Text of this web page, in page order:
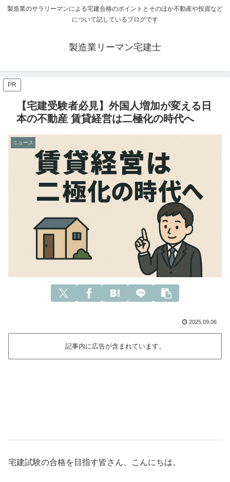
製造業のサラリーマンによる宅建合格のポイントとそのほか不動産や投資など
について記しているブログです
製造業リーマン宅建士
PR
【宅建受験者必見】外国人増加が変える日
本の不動産 賃貸経営は二極化の時代へ
ニュース
2025.09.06
記事内に広告が含まれています。
宅建試験の合格を目指す皆さん、こんにちは。